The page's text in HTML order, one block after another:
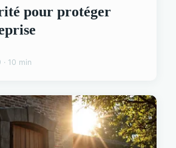
pour protéger
10 min